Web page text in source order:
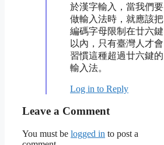
於漢字輸入，當我們要
做輸入法時，就應該把
編碼字母限制在廿六鍵
以內，只有臺灣人才會
習慣這種超過廿六鍵的
輸入法。
Log in to Reply
Leave a Comment
You must be logged in to post a